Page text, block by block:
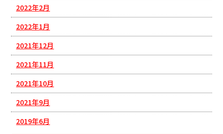
2022年2月
2022年1月
2021年12月
2021年11月
2021年10月
2021年9月
2019年6月